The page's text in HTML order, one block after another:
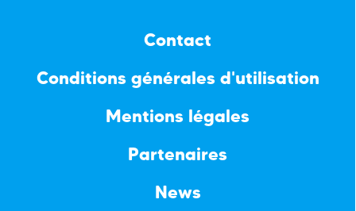
Contact
Conditions générales d'utilisation
Mentions légales
Partenaires
News